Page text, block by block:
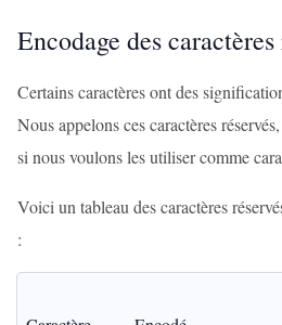
Encodage des caractères
Certains caractères ont des
Nous appelons ces caractères
si nous voulons les utiliser comme
Voici un tableau des caractères
: